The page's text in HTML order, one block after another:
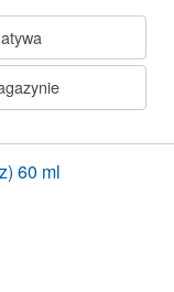
60 ml